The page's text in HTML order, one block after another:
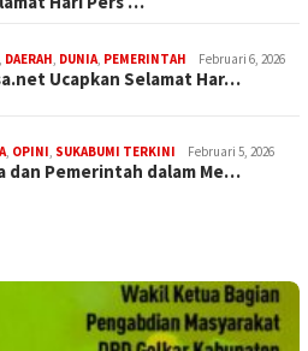
DAERAH DUNIA PEMERINTAH Februari 6, 2026
Ucapkan Selamat Har…
OPINI SUKABUMI TERKINI Februari 5, 2026
dan Pemerintah dalam Me…